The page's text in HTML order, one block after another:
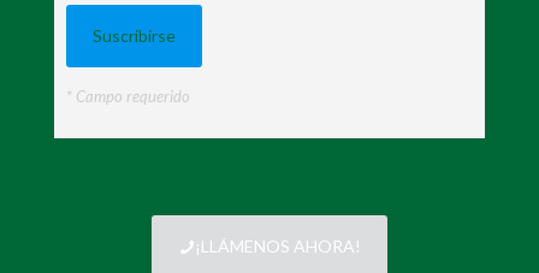
* Campo requerido
¡LLÁMENOS AHORA!